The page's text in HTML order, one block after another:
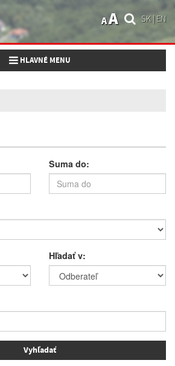
SK| EN
AA
Toggle navigation
HLAVNÉ MENU
Suma do:
Hľadať v: